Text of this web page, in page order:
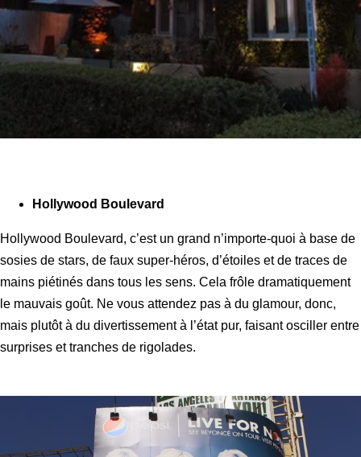
Hollywood Boulevard
Hollywood Boulevard, c’est un grand n’importe-quoi à base de
sosies de stars, de faux super-héros, d’étoiles et de traces de
mains piétinés dans tous les sens. Cela frôle dramatiquement
le mauvais goût. Ne vous attendez pas à du glamour, donc,
mais plutôt à du divertissement à l’état pur, faisant osciller entre
surprises et tranches de rigolades.